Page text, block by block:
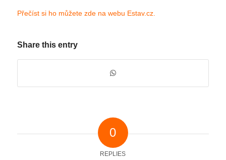
Přečíst si ho můžete zde na webu Estav.cz.
Share this entry
0
REPLIES